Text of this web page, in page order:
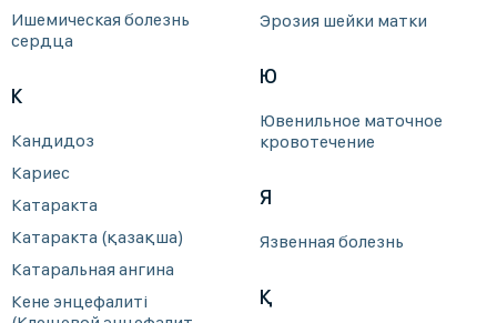
Ишемическая болезнь
сердца
К
Кандидоз
Кариес
Катаракта
Катаракта (қазақша)
Катаральная ангина
Кене энцефалиті
Эрозия шейки матки
Ю
Ювенильное маточное
кровотечение
Я
Язвенная болезнь
Қ